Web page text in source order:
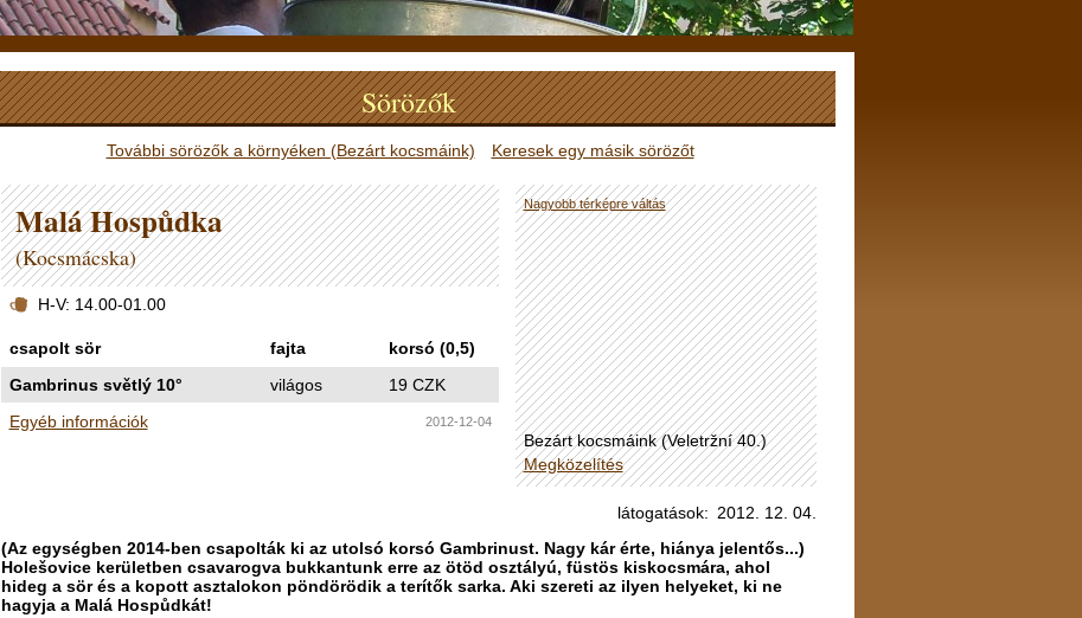
Sörözők
További sörözők a környéken (Bezárt kocsmáink) Keresek egy másik sörözőt
Malá Hospůdka
(Kocsmácska)
Nagyobb térképre váltás
Bezárt kocsmáink (Veletržní 40.)
Megközelítés
H-V: 14.00-01.00
csapolt sör fajta korsó (0,5)
Egyéb információk 2012-12-04
Gambrinus světlý 10° világos 19 CZK
látogatások: 2012. 12. 04.
(Az egységben 2014-ben csapolták ki az utolsó korsó Gambrinust. Nagy kár érte, hiánya jelentős...)
Holešovice kerületben csavarogva bukkantunk erre az ötöd osztályú, füstös kiskocsmára, ahol
hideg a sör és a kopott asztalokon pöndörödik a terítők sarka. Aki szereti az ilyen helyeket, ki ne
hagyja a Malá Hospůdkát!